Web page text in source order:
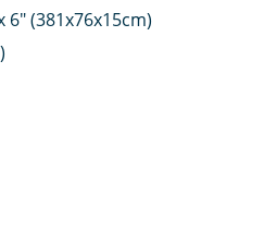
6″ (381x76x15cm)